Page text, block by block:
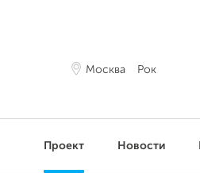
Москва Рок
Проект Новости